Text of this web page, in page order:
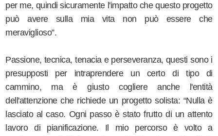
per me, quindi sicuramente l'impatto che questo progetto
può avere sulla mia vita non può essere che
meraviglioso”.
Passione, tecnica, tenacia e perseveranza, questi sono i
presupposti per intraprendere un certo di tipo di
cammino, ma è giusto cogliere anche l'entità
dell'attenzione che richiede un progetto solista: “Nulla è
lasciato al caso. Ogni passo è stato frutto di un attento
lavoro di pianificazione. Il mio percorso è volto a